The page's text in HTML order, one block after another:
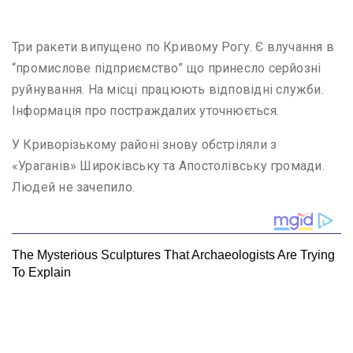
Три ракети випущено по Кривому Рогу. Є влучання в
“промислове підприємство” що принесло серйозні
руйнування. На місці працюють відповідні служби.
Інформація про постраждалих уточнюється.
У Криворізькому районі знову обстріляли з
«Ураганів» Широківську та Апостолівську громади.
Людей не зачепило.